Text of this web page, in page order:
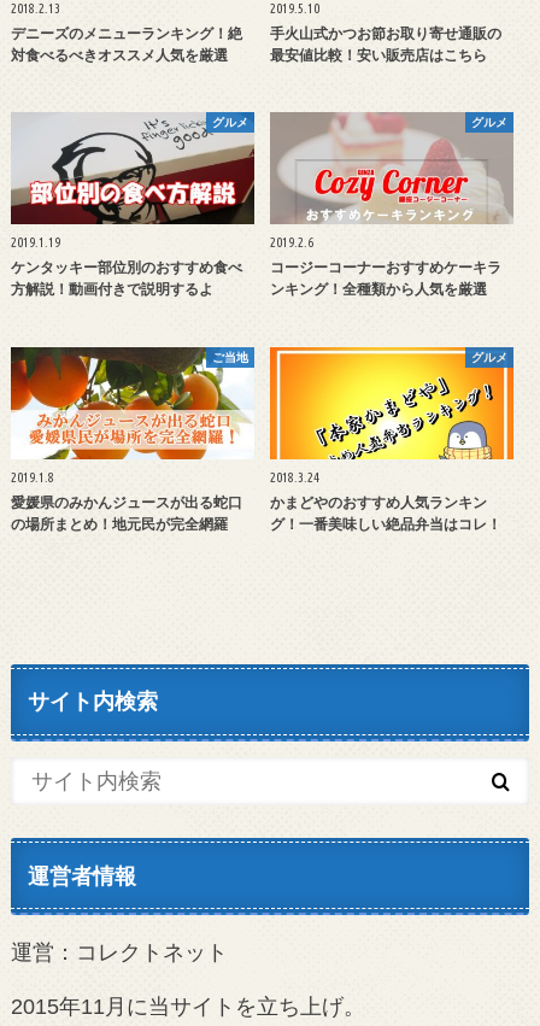
2018.2.13
デニーズのメニューランキング！絶
対食べるべきオススメ人気を厳選
2019.5.10
手火山式かつお節お取り寄せ通販の
最安値比較！安い販売店はこちら
グルメ
2019.1.19
ケンタッキー部位別のおすすめ食べ
方解説！動画付きで説明するよ
グルメ
2019.2.6
コージーコーナーおすすめケーキラ
ンキング！全種類から人気を厳選
ご当地
2019.1.8
愛媛県のみかんジュースが出る蛇口
の場所まとめ！地元民が完全網羅
グルメ
2018.3.24
かまどやのおすすめ人気ランキン
グ！一番美味しい絶品弁当はコレ！
サイト内検索
運営者情報
運営：コレクトネット
2015年11月に当サイトを立ち上げ。